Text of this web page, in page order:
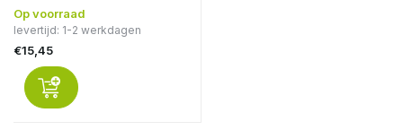
Op voorraad
levertijd: 1-2 werkdagen
€15,45